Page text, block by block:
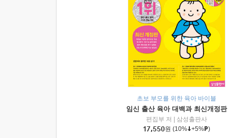
초보 부모를 위한 육아 바이블
임신 출산 육아 대백과 최신개정판
편집부 저
삼성출판사
17,550원 (10% +5% )